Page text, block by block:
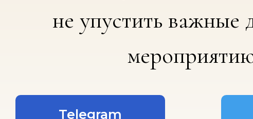
не упустить важные
Telegram